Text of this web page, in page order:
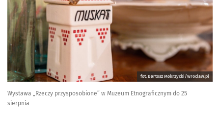
fot. Bartosz Mokrzycki/wroclaw.pl
Wystawa „Rzeczy przysposobione” w Muzeum Etnograficznym do 25
sierpnia